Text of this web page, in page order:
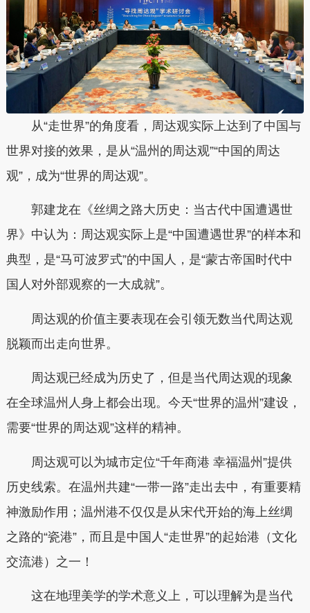
从“走世界”的角度看，周达观实际上达到了中国与
世界对接的效果，是从“温州的周达观”“中国的周达
观”，成为“世界的周达观”。
郭建龙在《丝绸之路大历史：当古代中国遭遇世
界》中认为：周达观实际上是“中国遭遇世界”的样本和
典型，是“马可波罗式”的中国人，是“蒙古帝国时代中
国人对外部观察的一大成就”。
周达观的价值主要表现在会引领无数当代周达观
脱颖而出走向世界。
周达观已经成为历史了，但是当代周达观的现象
在全球温州人身上都会出现。今天“世界的温州”建设，
需要“世界的周达观”这样的精神。
周达观可以为城市定位“千年商港 幸福温州”提供
历史线索。在温州共建“一带一路”走出去中，有重要精
神激励作用；温州港不仅仅是从宋代开始的海上丝绸
之路的“瓷港”，而且是中国人“走世界”的起始港（文化
交流港）之一！
这在地理美学的学术意义上，可以理解为是当代